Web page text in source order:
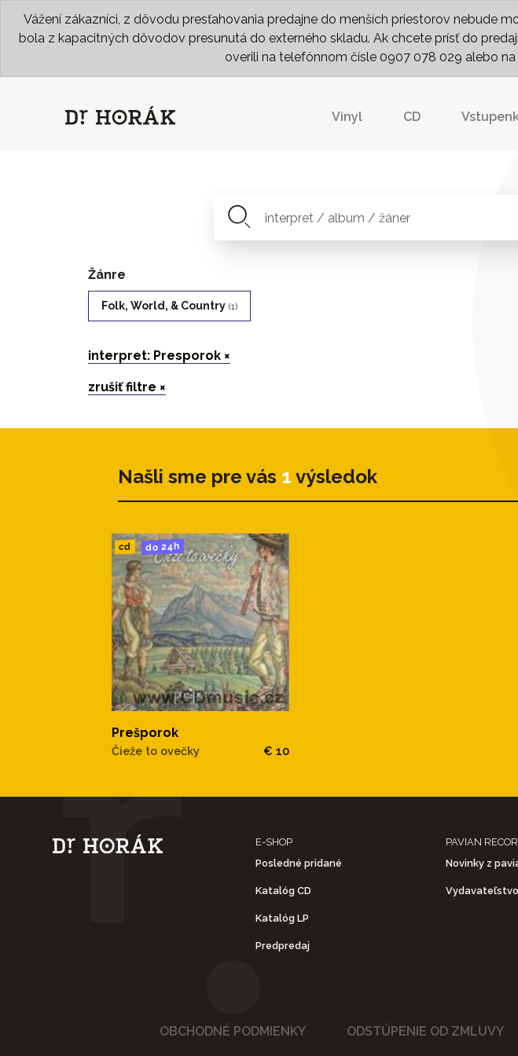
Vážení zákazníci, z dôvodu presťahovania predajne do menších priestorov nebude
bola z kapacitných dôvodov presunutá do externého skladu. Ak chcete prísť do
overili na telefónnom čísle 0907 078 029 alebo
Vinyl CD
Žánre
Folk, World, & Country (1)
interpret: Presporok ×
zrušiť filtre ×
Našli sme pre vás 1 výsledok
cd do 24h
Prešporok
Čieže to ovečky € 10
E-SHOP
Posledné pridané
Katalóg CD
Katalóg LP
Predpredaj
PAVIAN
Novinky z
Vydavateľstvo
OBCHODNÉ PODMIENKY ODSTÚPENIE OD ZMLUVY